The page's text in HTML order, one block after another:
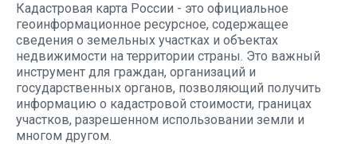
Кадастровая карта России - это официальное
геоинформационное ресурсное, содержащее
сведения о земельных участках и объектах
недвижимости на территории страны. Это важный
инструмент для граждан, организаций и
государственных органов, позволяющий получить
информацию о кадастровой стоимости, границах
участков, разрешенном использовании земли и
многом другом.